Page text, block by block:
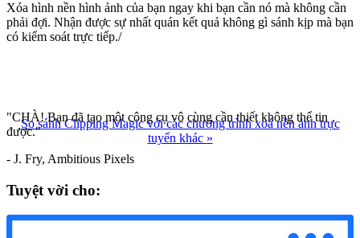
Xóa hình nền hình ảnh của bạn ngay khi bạn cần nó mà không cần
phải đợi. Nhận được sự nhất quán kết quả không gì sánh kịp mà bạn
có kiểm soát trực tiếp./
So sánh Clipping Magic với các chương trình xoá nền ảnh trực
tuyến khác »
"CHÀ! Bạn đã tạo một công cụ vô cùng cần thiết không thể tin
được."
- J. Fry, Ambitious Pixels
Tuyệt vời cho: